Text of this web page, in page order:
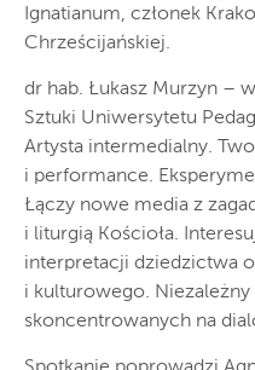
Ignatianum, członek
Chrześcijańskiej.
dr hab. Łukasz Murzyn –
Sztuki Uniwersytetu
Artysta intermedialny.
i performance.
Łączy nowe media z
i liturgią Kościoła.
interpretacji dziedzictwa
i kulturowego.
skoncentrowanych na